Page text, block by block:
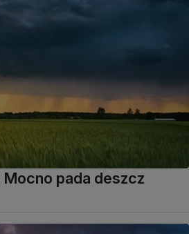
pada deszcz